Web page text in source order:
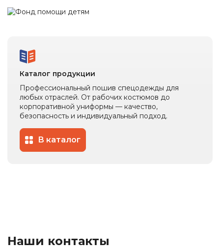
спецодежда
сварщиков
повышенных
Наколенники
Диэлектрические
изделия
Каталог продукции
Профессиональный пошив спецодежды для
любых отраслей. От рабочих костюмов до
корпоративной униформы — качество,
безопасность и индивидуальный подход.
В каталог
Наши контакты